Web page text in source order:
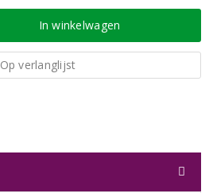
In winkelwagen
Op verlanglijst